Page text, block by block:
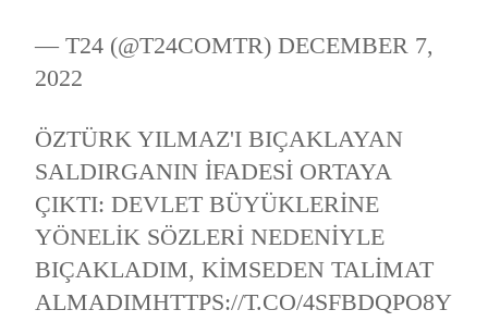
— T24 (@T24COMTR)DECEMBER 7,
2022
ÖZTÜRK YILMAZ'I BIÇAKLAYAN
SALDIRGANIN IFADESI ORTAYA
ÇIKTI: DEVLET BÜYÜKLERINE
YÖNELIK SÖZLERI NEDENIYLE
BIÇAKLADIM, KIMSEDEN TALIMAT
ALMADIMHTTPS://T.CO/4SFBDQPO8Y